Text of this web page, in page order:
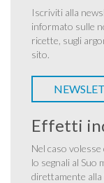
Iscriviti alla
informato sulle
ricette, sugli
sito.
Effetti
Nel caso
lo segnali al Suo
direttamente